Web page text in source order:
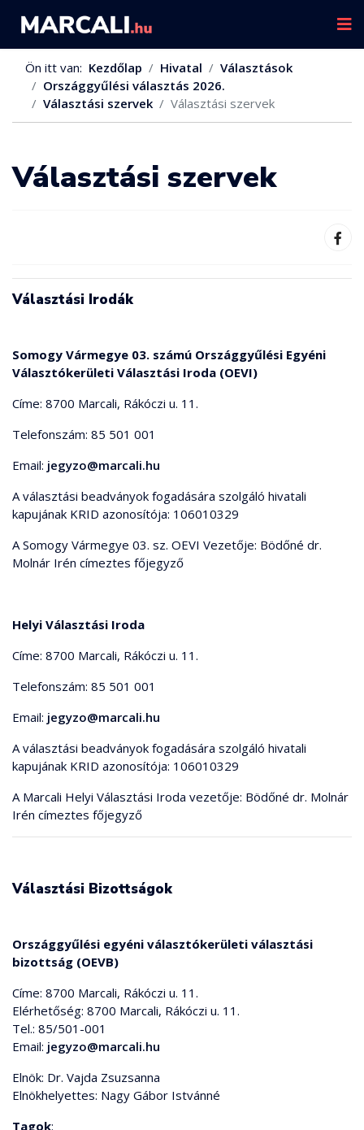
Ön itt van: Kezdőlap Hivatal
Választások
Országgyűlési választás 2026.
Választási szervek
Választási szervek
Választási szervek
Választási Irodák
Somogy Vármegye 03. számú Országgyűlési Egyéni
Választókerületi Választási Iroda (OEVI)
Címe: 8700 Marcali, Rákóczi u. 11.
Telefonszám: 85 501 001
Email: jegyzo@marcali.hu
A választási beadványok fogadására szolgáló hivatali
kapujának KRID azonosítója: 106010329
A Somogy Vármegye 03. sz. OEVI Vezetője: Bödőné dr.
Molnár Irén címeztes főjegyző
Helyi Választási Iroda
Címe: 8700 Marcali, Rákóczi u. 11.
Telefonszám: 85 501 001
Email: jegyzo@marcali.hu
A választási beadványok fogadására szolgáló hivatali
kapujának KRID azonosítója: 106010329
A Marcali Helyi Választási Iroda vezetője: Bödőné dr. Molnár
Irén címeztes főjegyző
Választási Bizottságok
Országgyűlési egyéni választókerületi választási
bizottság (OEVB)
Címe: 8700 Marcali, Rákóczi u. 11.
Elérhetőség: 8700 Marcali, Rákóczi u. 11.
Tel.: 85/501-001
Email: jegyzo@marcali.hu
Elnök: Dr. Vajda Zsuzsanna
Elnökhelyettes: Nagy Gábor Istvánné
Tagok: